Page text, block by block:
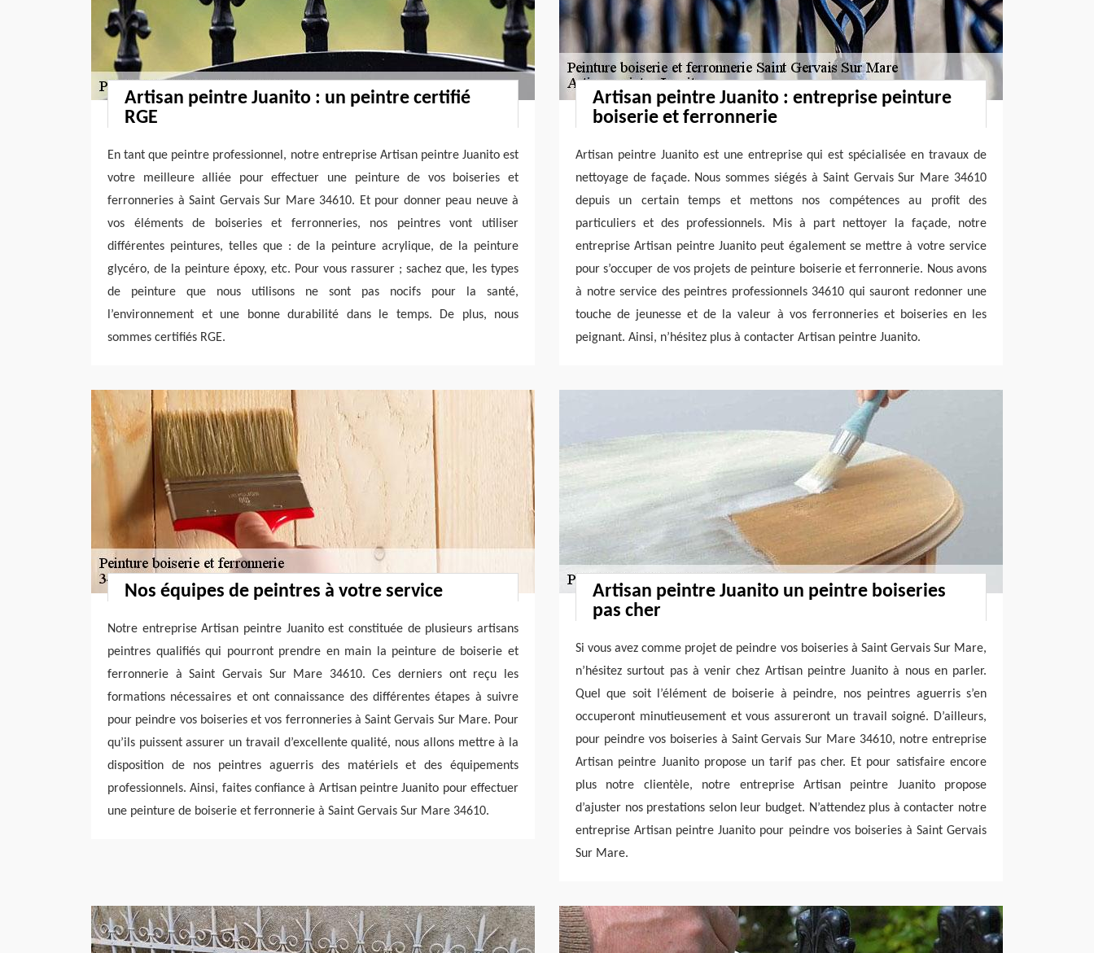
Artisan peintre Juanito : un peintre certifié
RGE
En tant que peintre professionnel, notre entreprise Artisan peintre Juanito est
votre meilleure alliée pour effectuer une peinture de vos boiseries et
ferronneries à Saint Gervais Sur Mare 34610. Et pour donner peau neuve à
vos éléments de boiseries et ferronneries, nos peintres vont utiliser
différentes peintures, telles que : de la peinture acrylique, de la peinture
glycéro, de la peinture époxy, etc. Pour vous rassurer ; sachez que, les types
de peinture que nous utilisons ne sont pas nocifs pour la santé,
l’environnement et une bonne durabilité dans le temps. De plus, nous
sommes certifiés RGE.
Artisan peintre Juanito : entreprise peinture
boiserie et ferronnerie
Artisan peintre Juanito est une entreprise qui est spécialisée en travaux de
nettoyage de façade. Nous sommes siégés à Saint Gervais Sur Mare 34610
depuis un certain temps et mettons nos compétences au profit des
particuliers et des professionnels. Mis à part nettoyer la façade, notre
entreprise Artisan peintre Juanito peut également se mettre à votre service
pour s’occuper de vos projets de peinture boiserie et ferronnerie. Nous avons
à notre service des peintres professionnels 34610 qui sauront redonner une
touche de jeunesse et de la valeur à vos ferronneries et boiseries en les
peignant. Ainsi, n’hésitez plus à contacter Artisan peintre Juanito.
Nos équipes de peintres à votre service
Notre entreprise Artisan peintre Juanito est constituée de plusieurs artisans
peintres qualifiés qui pourront prendre en main la peinture de boiserie et
ferronnerie à Saint Gervais Sur Mare 34610. Ces derniers ont reçu les
formations nécessaires et ont connaissance des différentes étapes à suivre
pour peindre vos boiseries et vos ferronneries à Saint Gervais Sur Mare. Pour
qu’ils puissent assurer un travail d’excellente qualité, nous allons mettre à la
disposition de nos peintres aguerris des matériels et des équipements
professionnels. Ainsi, faites confiance à Artisan peintre Juanito pour effectuer
une peinture de boiserie et ferronnerie à Saint Gervais Sur Mare 34610.
Artisan peintre Juanito un peintre boiseries
pas cher
Si vous avez comme projet de peindre vos boiseries à Saint Gervais Sur Mare,
n’hésitez surtout pas à venir chez Artisan peintre Juanito à nous en parler.
Quel que soit l’élément de boiserie à peindre, nos peintres aguerris s’en
occuperont minutieusement et vous assureront un travail soigné. D’ailleurs,
pour peindre vos boiseries à Saint Gervais Sur Mare 34610, notre entreprise
Artisan peintre Juanito propose un tarif pas cher. Et pour satisfaire encore
plus notre clientèle, notre entreprise Artisan peintre Juanito propose
d’ajuster nos prestations selon leur budget. N’attendez plus à contacter notre
entreprise Artisan peintre Juanito pour peindre vos boiseries à Saint Gervais
Sur Mare.